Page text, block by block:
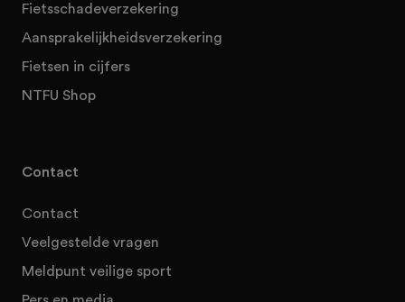
Fietsschadeverzekering
Aansprakelijkheidsverzekering
Fietsen in cijfers
NTFU Shop
Contact
Contact
Veelgestelde vragen
Meldpunt veilige sport